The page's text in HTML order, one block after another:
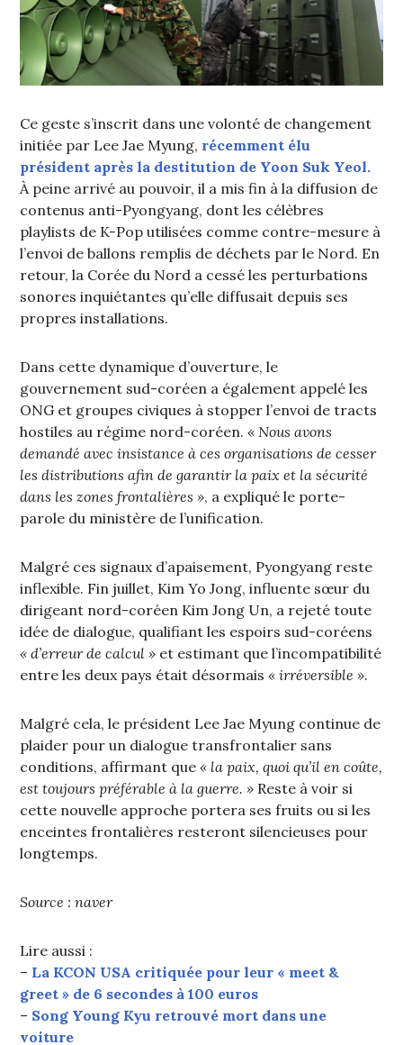
Ce geste s’inscrit dans une volonté de changement
initiée par Lee Jae Myung, récemment élu
président après la destitution de Yoon Suk Yeol.
À peine arrivé au pouvoir, il a mis fin à la diffusion de
contenus anti-Pyongyang, dont les célèbres
playlists de K-Pop utilisées comme contre-mesure à
l’envoi de ballons remplis de déchets par le Nord. En
retour, la Corée du Nord a cessé les perturbations
sonores inquiétantes qu’elle diffusait depuis ses
propres installations.
Dans cette dynamique d’ouverture, le
gouvernement sud-coréen a également appelé les
ONG et groupes civiques à stopper l’envoi de tracts
hostiles au régime nord-coréen.« Nous avons
demandé avec insistance à ces organisations de cesser
les distributions afin de garantir la paix et la sécurité
dans les zones frontalières », a expliqué le porte-
parole du ministère de l’unification.
Malgré ces signaux d’apaisement, Pyongyang reste
inflexible. Fin juillet, Kim Yo Jong, influente sœur du
dirigeant nord-coréen Kim Jong Un, a rejeté toute
idée de dialogue, qualifiant les espoirs sud-coréens
« d’erreur de calcul » et estimant que l’incompatibilité
entre les deux pays était désormais« irréversible ».
Malgré cela, le président Lee Jae Myung continue de
plaider pour un dialogue transfrontalier sans
conditions, affirmant que« la paix, quoi qu’il en coûte,
est toujours préférable à la guerre. » Reste à voir si
cette nouvelle approche portera ses fruits ou si les
enceintes frontalières resteront silencieuses pour
longtemps.
Source : naver
Lire aussi :
– La KCON USA critiquée pour leur « meet &
greet » de 6 secondes à 100 euros
– Song Young Kyu retrouvé mort dans une
voiture